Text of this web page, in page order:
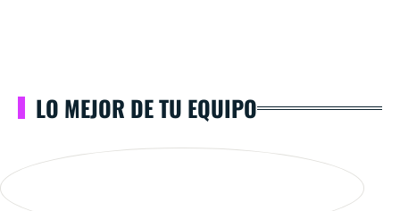
LO MEJOR DE TU EQUIPO